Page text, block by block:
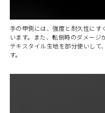
手の甲側には、強度と耐久性に
います。また、転倒時のダメージ
テキスタイル生地を部分使いして
す。